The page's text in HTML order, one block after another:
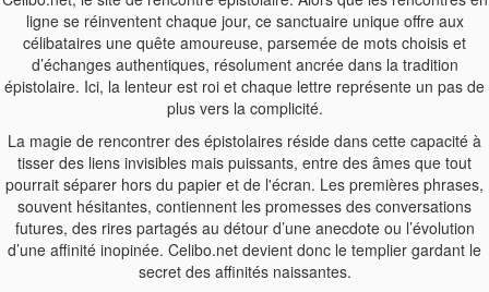
ligne se réinventent chaque jour, ce sanctuaire unique offre aux
célibataires une quête amoureuse, parsemée de mots choisis et
d’échanges authentiques, résolument ancrée dans la tradition
épistolaire. Ici, la lenteur est roi et chaque lettre représente un pas de
plus vers la complicité.
La magie de rencontrer des épistolaires réside dans cette capacité à
tisser des liens invisibles mais puissants, entre des âmes que tout
pourrait séparer hors du papier et de l'écran. Les premières phrases,
souvent hésitantes, contiennent les promesses des conversations
futures, des rires partagés au détour d’une anecdote ou l’évolution
d’une affinité inopinée. Celibo.net devient donc le templier gardant le
secret des affinités naissantes.